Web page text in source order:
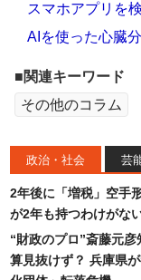
スマホアプリを
AIを使った心臓
■関連キーワード
その他のコラム
政治・社会 芸
2年後に「増税」空手
が2年も持つわけがな
“財政のプロ”斎藤元
算見抜けず？ 兵庫県